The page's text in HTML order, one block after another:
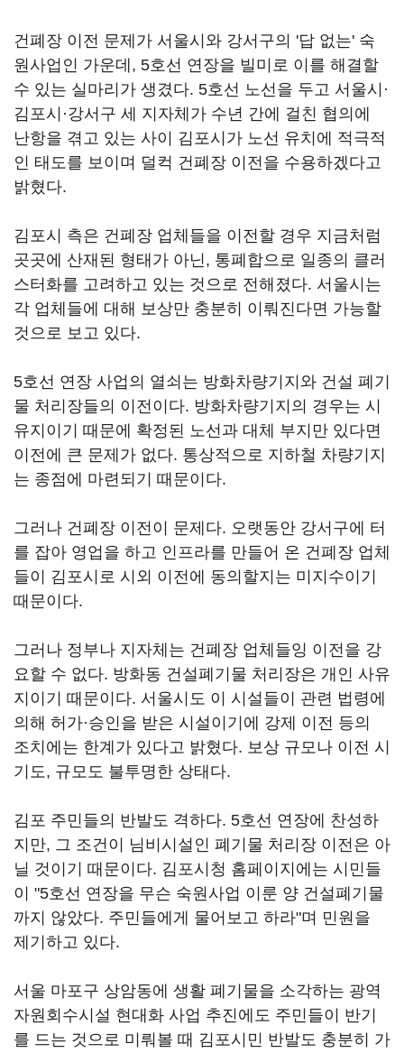
건폐장 이전 문제가 서울시와 강서구의 '답 없는' 숙
원사업인 가운데, 5호선 연장을 빌미로 이를 해결할
수 있는 실마리가 생겼다. 5호선 노선을 두고 서울시·
김포시·강서구 세 지자체가 수년 간에 걸친 협의에
난항을 겪고 있는 사이 김포시가 노선 유치에 적극적
인 태도를 보이며 덜컥 건폐장 이전을 수용하겠다고
밝혔다.
김포시 측은 건폐장 업체들을 이전할 경우 지금처럼
곳곳에 산재된 형태가 아닌, 통폐합으로 일종의 클러
스터화를 고려하고 있는 것으로 전해졌다. 서울시는
각 업체들에 대해 보상만 충분히 이뤄진다면 가능할
것으로 보고 있다.
5호선 연장 사업의 열쇠는 방화차량기지와 건설 폐기
물 처리장들의 이전이다. 방화차량기지의 경우는 시
유지이기 때문에 확정된 노선과 대체 부지만 있다면
이전에 큰 문제가 없다. 통상적으로 지하철 차량기지
는 종점에 마련되기 때문이다.
그러나 건폐장 이전이 문제다. 오랫동안 강서구에 터
를 잡아 영업을 하고 인프라를 만들어 온 건폐장 업체
들이 김포시로 시외 이전에 동의할지는 미지수이기
때문이다.
그러나 정부나 지자체는 건폐장 업체들잉 이전을 강
요할 수 없다. 방화동 건설폐기물 처리장은 개인 사유
지이기 때문이다. 서울시도 이 시설들이 관련 법령에
의해 허가·승인을 받은 시설이기에 강제 이전 등의
조치에는 한계가 있다고 밝혔다. 보상 규모나 이전 시
기도, 규모도 불투명한 상태다.
김포 주민들의 반발도 격하다. 5호선 연장에 찬성하
지만, 그 조건이 님비시설인 폐기물 처리장 이전은 아
닐 것이기 때문이다. 김포시청 홈페이지에는 시민들
이 "5호선 연장을 무슨 숙원사업 이룬 양 건설폐기물
까지 않았다. 주민들에게 물어보고 하라"며 민원을
제기하고 있다.
서울 마포구 상암동에 생활 폐기물을 소각하는 광역
자원회수시설 현대화 사업 추진에도 주민들이 반기
를 드는 것으로 미뤄볼 때 김포시민 반발도 충분히 가